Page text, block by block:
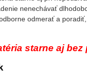
nenechávať
odmerať a
starne aj bez